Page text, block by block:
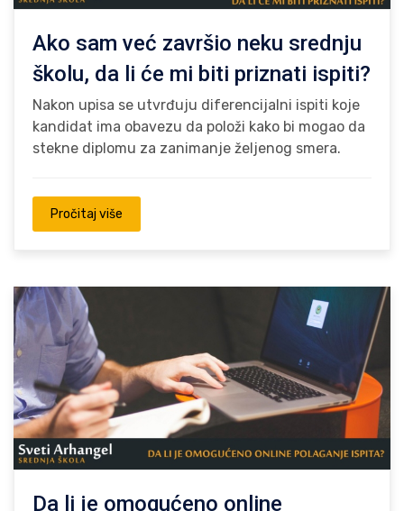
Ako sam već završio neku srednju
školu, da li će mi biti priznati ispiti?
Nakon upisa se utvrđuju diferencijalni ispiti koje
kandidat ima obavezu da položi kako bi mogao da
stekne diplomu za zanimanje željenog smera.
Pročitaj više
Da li je omogućeno online